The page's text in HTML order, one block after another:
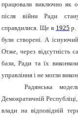
працювали виключно як
після війни Ради
справдилися. Ще в 1925 р.
були створені. А
Отже, через відсутність
бази, Ради та їх
управління і не могли
Радянська
Демократичній
влади на відповідній